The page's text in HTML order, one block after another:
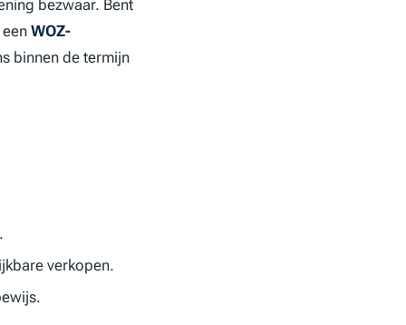
bezwaar. Bent
WOZ-
binnen de termijn
verkopen.